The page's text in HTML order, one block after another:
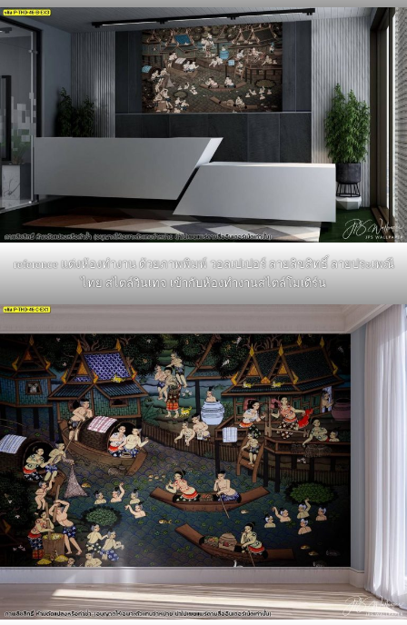
reference แต่งห้องทำงาน ด้วยภาพพิมพ์ วอลเปเปอร์ ลายลิขสิทธิ์ ลายประเพณี
ไทย สไตล์วินเทจ เข้ากับห้องทำงานสไตล์โมเดิร์น